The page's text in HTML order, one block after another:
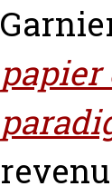
papier